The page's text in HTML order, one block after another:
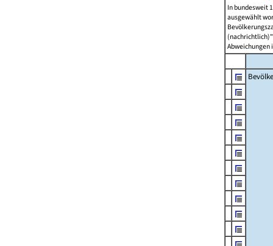
In bundesweit
ausgewählt
Abweichungen